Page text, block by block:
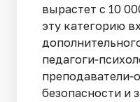
вырастет с 10
эту категорию
безопасности и